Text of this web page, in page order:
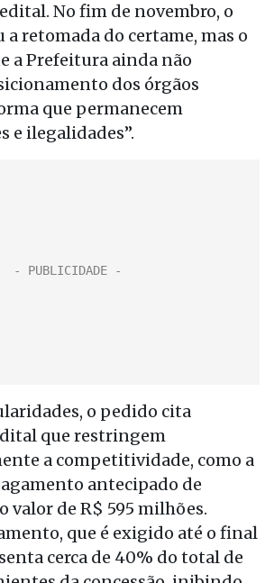
No fim de novembro, o
retomada do certame, mas o
a Prefeitura ainda não
dos órgãos
que permanecem
e ilegalidades”.
o pedido cita
que restringem
a competitividade, como a
antecipado de
valor de R$ 595 milhões.
que é exigido até o final
cerca de 40% do total de